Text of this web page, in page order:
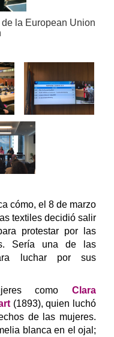
la European Union
cómo, el 8 de marzo
textiles decidió salir
protestar por las
Sería una de las
luchar por sus
como Clara
(1893), quien luchó
de las mujeres.
blanca en el ojal;